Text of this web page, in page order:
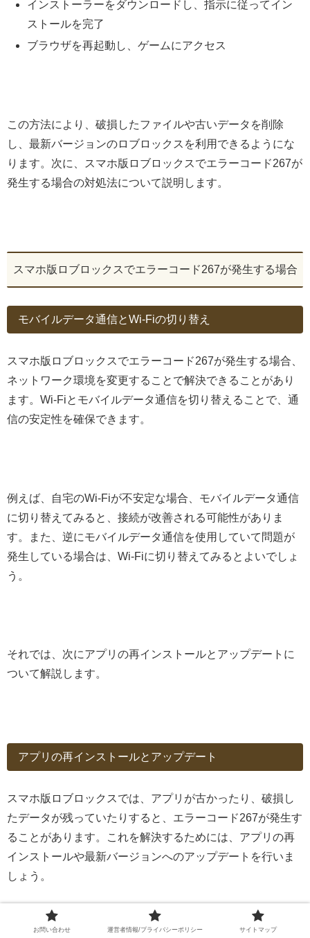
インストーラーをダウンロードし、指示に従ってイン
ストールを完了
ブラウザを再起動し、ゲームにアクセス
この方法により、破損したファイルや古いデータを削除
し、最新バージョンのロブロックスを利用できるようにな
ります。次に、スマホ版ロブロックスでエラーコード267が
発生する場合の対処法について説明します。
スマホ版ロブロックスでエラーコード267が発生する場合
モバイルデータ通信とWi-Fiの切り替え
スマホ版ロブロックスでエラーコード267が発生する場合、
ネットワーク環境を変更することで解決できることがあり
ます。Wi-Fiとモバイルデータ通信を切り替えることで、通
信の安定性を確保できます。
例えば、自宅のWi-Fiが不安定な場合、モバイルデータ通信
に切り替えてみると、接続が改善される可能性がありま
す。また、逆にモバイルデータ通信を使用していて問題が
発生している場合は、Wi-Fiに切り替えてみるとよいでしょ
う。
それでは、次にアプリの再インストールとアップデートに
ついて解説します。
アプリの再インストールとアップデート
スマホ版ロブロックスでは、アプリが古かったり、破損し
たデータが残っていたりすると、エラーコード267が発生す
ることがあります。これを解決するためには、アプリの再
インストールや最新バージョンへのアップデートを行いま
しょう。
お問い合わせ 運営者情報/プライバシーポリシー サイトマップ